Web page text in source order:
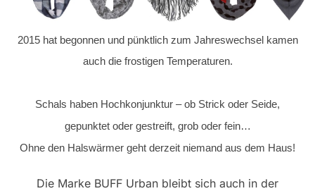
2015 hat begonnen und pünktlich zum Jahreswechsel kamen
auch die frostigen Temperaturen.
Schals haben Hochkonjunktur – ob Strick oder Seide,
gepunktet oder gestreift, grob oder fein…
Ohne den Halswärmer geht derzeit niemand aus dem Haus!
Die Marke BUFF Urban bleibt sich auch in der